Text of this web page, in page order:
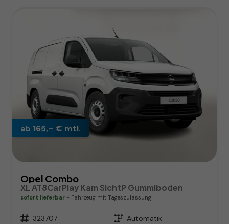
ab 165,– € mtl.
Opel Combo
XL AT8CarPlay Kam SichtP Gummiboden
sofort lieferbar Fahrzeug mit Tageszulassung
Fahrzeugnr. 323707 Getriebe Automatik